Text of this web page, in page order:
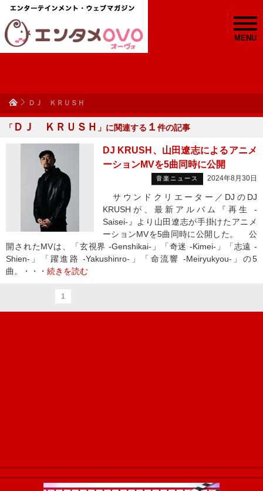
MENU
ＤＪ ＫＲＵＳＨ
「 ＤＪ ＫＲＵＳＨ 」に関連する １ 件の記事
DJ KRUSH、山田遼志によるアニメ
ーションMVを5曲同時に公開
音楽ニュース 2024年8月30日
サウンドクリエーター／DJのDJ
KRUSHが、最新アルバム『再生 -
Saisei-』より山田遼志が手掛けたアニメ
ーションMVを5曲同時に公開した。 公
開されたMVは、「玄視界 -Genshikai-」「奇迷 -Kimei-」「志遠 -
Shien-」「躍進路 -Yakushinro-」「命流響 -Meiryukyou-」の5
曲。・・・ 続きを読む
1